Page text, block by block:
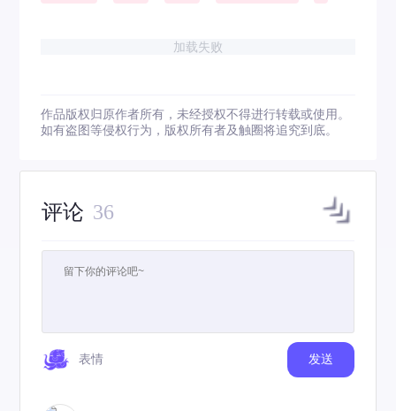
加载失败
作品版权归原作者所有，未经授权不得进行转载或使用。
如有盗图等侵权行为，版权所有者及触圈将追究到底。
评论 36
表情 发送